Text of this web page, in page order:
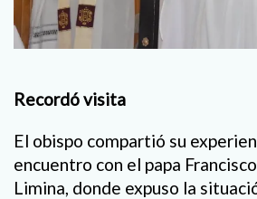
Recordó visita
El obispo compartió su
encuentro con el papa
Limina, donde expuso la